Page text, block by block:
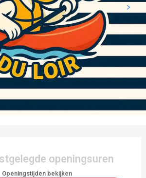
openingsuren
Openingstijden bekijken